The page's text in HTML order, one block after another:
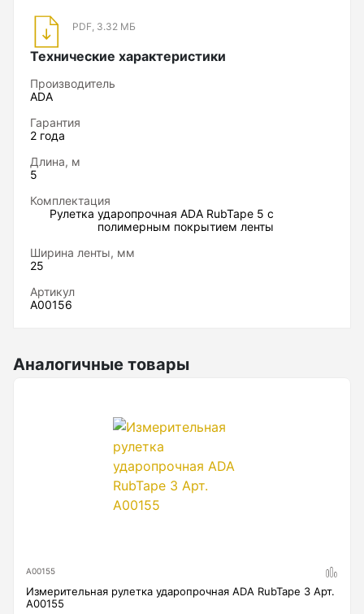
Отличная рулетка на каждый день!
PDF, 3.32 МБ
Технические характеристики
Производитель
ADA
Гарантия
2 года
Длина, м
5
Комплектация
Рулетка ударопрочная ADA RubTape 5 с
полимерным покрытием ленты
Ширина ленты, мм
25
Артикул
А00156
Аналогичные товары
А00155
Измерительная рулетка ударопрочная ADA RubTape 3 Арт.
А00155
Показать еще
Приборы вертикального проектирования
Приборы контроля и диагностики
Вакуумметры цифровые
Блок питания
Гарнитура
Рейки